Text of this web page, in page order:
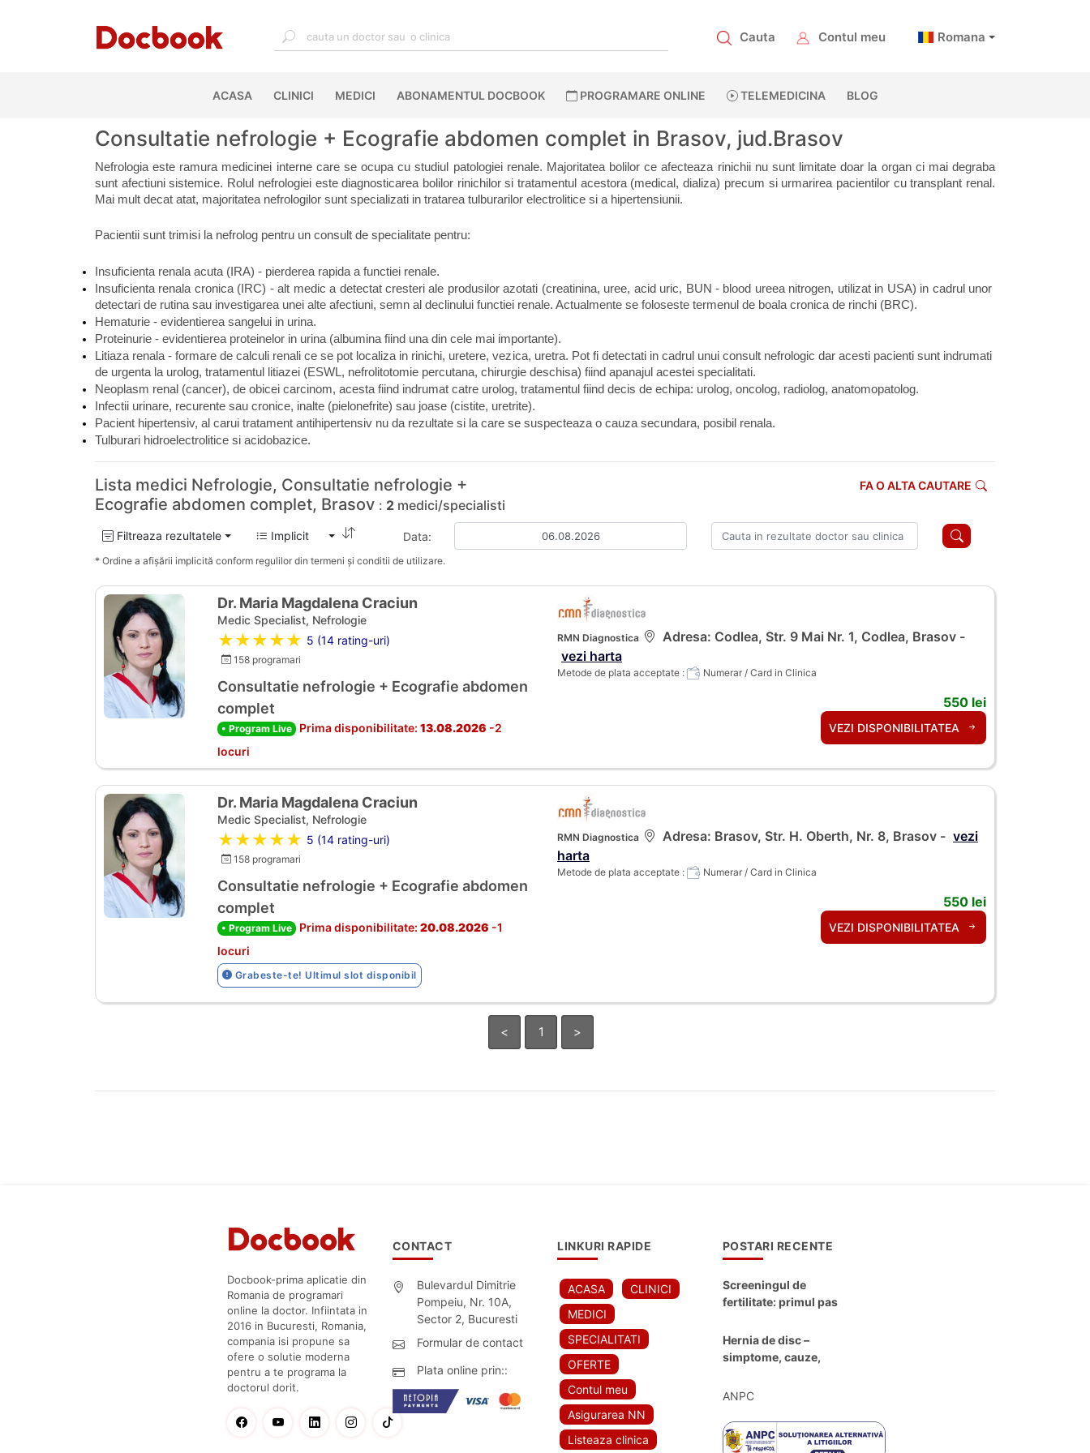
Cauta Contul meu Romana
ACASA(CURRENT)
CLINICI MEDICI ABONAMENTUL DOCBOOK PROGRAMARE ONLINE TELEMEDICINA BLOG
Consultatie nefrologie + Ecografie abdomen complet in Brasov, jud.Brasov
Nefrologia este ramura medicinei interne care se ocupa cu studiul patologiei renale. Majoritatea bolilor ce afecteaza rinichii nu sunt limitate doar la organ ci mai degraba
sunt afectiuni sistemice. Rolul nefrologiei este diagnosticarea bolilor rinichilor si tratamentul acestora (medical, dializa) precum si urmarirea pacientilor cu transplant renal.
Mai mult decat atat, majoritatea nefrologilor sunt specializati in tratarea tulburarilor electrolitice si a hipertensiunii.
Pacientii sunt trimisi la nefrolog pentru un consult de specialitate pentru:
Insuficienta renala acuta (IRA) - pierderea rapida a functiei renale.
Insuficienta renala cronica (IRC) - alt medic a detectat cresteri ale produsilor azotati (creatinina, uree, acid uric, BUN - blood ureea nitrogen, utilizat in USA) in cadrul unor
detectari de rutina sau investigarea unei alte afectiuni, semn al declinului functiei renale. Actualmente se foloseste termenul de boala cronica de rinchi (BRC).
Hematurie - evidentierea sangelui in urina.
Proteinurie - evidentierea proteinelor in urina (albumina fiind una din cele mai importante).
Litiaza renala - formare de calculi renali ce se pot localiza in rinichi, uretere, vezica, uretra. Pot fi detectati in cadrul unui consult nefrologic dar acesti pacienti sunt indrumati
de urgenta la urolog, tratamentul litiazei (ESWL, nefrolitotomie percutana, chirurgie deschisa) fiind apanajul acestei specialitati.
Neoplasm renal (cancer), de obicei carcinom, acesta fiind indrumat catre urolog, tratamentul fiind decis de echipa: urolog, oncolog, radiolog, anatomopatolog.
Infectii urinare, recurente sau cronice, inalte (pielonefrite) sau joase (cistite, uretrite).
Pacient hipertensiv, al carui tratament antihipertensiv nu da rezultate si la care se suspecteaza o cauza secundara, posibil renala.
Tulburari hidroelectrolitice si acidobazice.
Lista medici Nefrologie, Consultatie nefrologie +
Ecografie abdomen complet, Brasov : 2 medici/specialisti
FA O ALTA CAUTARE
Filtreaza rezultatele Implicit Data:
* Ordine a afișării implicită conform regulilor din termeni și conditii de utilizare.
Dr. Maria Magdalena Craciun
Medic Specialist, Nefrologie
★★★★★ 5 (14 rating-uri)
158 programari
Consultatie nefrologie + Ecografie abdomen
complet
• Program Live Prima disponibilitate: 13.08.2026 -2
locuri
RMN Diagnostica
Adresa: Codlea, Str. 9 Mai Nr. 1, Codlea, Brasov -
vezi harta
Metode de plata acceptate : Numerar / Card in Clinica
550 lei
VEZI DISPONIBILITATEA
Dr. Maria Magdalena Craciun
Medic Specialist, Nefrologie
★★★★★ 5 (14 rating-uri)
158 programari
Consultatie nefrologie + Ecografie abdomen
complet
• Program Live Prima disponibilitate: 20.08.2026 -1
locuri
Grabeste-te! Ultimul slot disponibil
RMN Diagnostica Adresa: Brasov, Str. H. Oberth, Nr. 8, Brasov - vezi
harta
Metode de plata acceptate : Numerar / Card in Clinica
550 lei
VEZI DISPONIBILITATEA
< 1 >
Docbook-prima aplicatie din
Romania de programari
online la doctor. Infiintata in
2016 in Bucuresti, Romania,
compania isi propune sa
ofere o solutie moderna
pentru a te programa la
doctorul dorit.
CONTACT
Bulevardul Dimitrie
Pompeiu, Nr. 10A,
Sector 2, Bucuresti
Formular de contact
Plata online prin::
LINKURI RAPIDE
ACASA
CLINICI
MEDICI
SPECIALITATI
OFERTE
Contul meu
Asigurarea NN
Listeaza clinica
POSTARI RECENTE
Screeningul de
fertilitate: primul pas
Hernia de disc –
simptome, cauze,
moderne de
ANPC